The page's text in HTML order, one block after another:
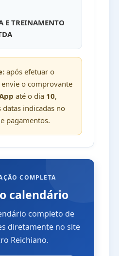
E TREINAMENTO
após efetuar o
o comprovante
até o dia 10,
datas indicadas no
pagamentos.
COMPLETA
calendário
completo de
diretamente no site
Reichiano.